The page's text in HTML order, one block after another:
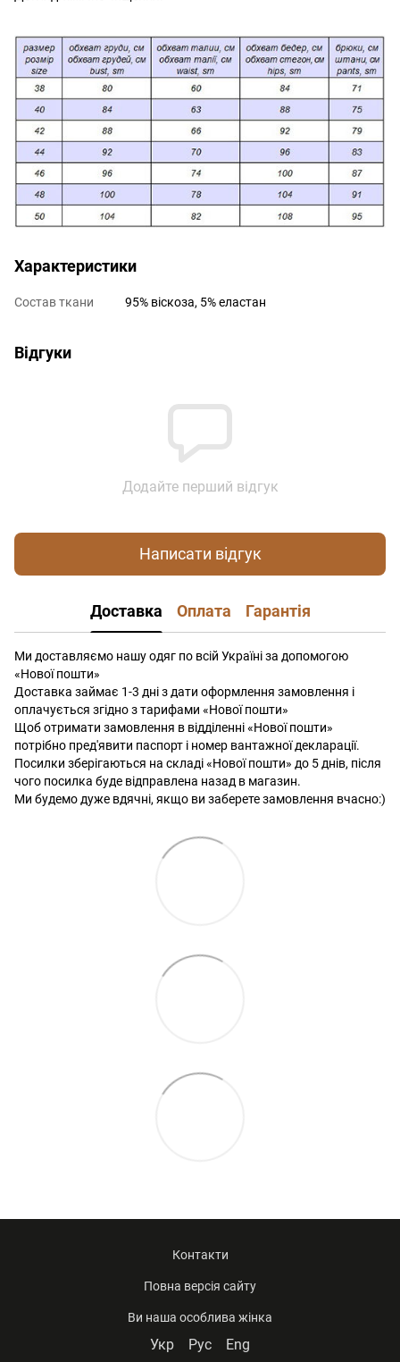
Характеристики
Состав ткани 95% віскоза, 5% еластан
Відгуки
Додайте перший відгук
Написати відгук
Доставка Оплата Гарантія
Ми доставляємо нашу одяг по всій Україні за допомогою
«Нової пошти»
Доставка займає 1-3 дні з дати оформлення замовлення і
оплачується згідно з тарифами «Нової пошти»
Щоб отримати замовлення в відділенні «Нової пошти»
потрібно пред'явити паспорт і номер вантажної декларації.
Посилки зберігаються на складі «Нової пошти» до 5 днів, після
чого посилка буде відправлена ​​назад в магазин.
Ми будемо дуже вдячні, якщо ви заберете замовлення вчасно:)
Контакти
Повна версія сайту
Ви наша особлива жінка
Укр Рус Eng